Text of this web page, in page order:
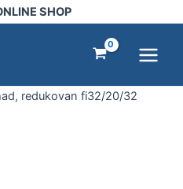
SHOP
Menu
redukovan fi32/20/32